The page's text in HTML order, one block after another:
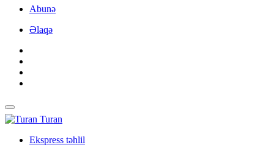
Abunə
Əlaqə
Turan
Ekspress təhlil